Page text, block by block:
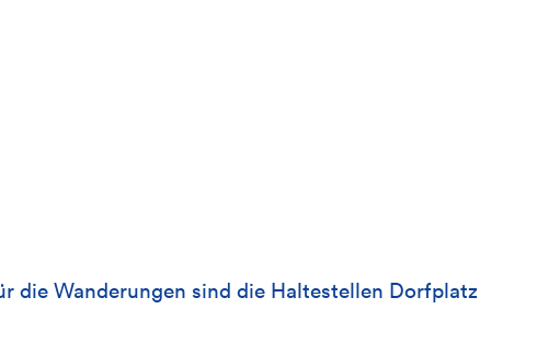
die Wanderungen sind die Haltestellen Dorfplatz